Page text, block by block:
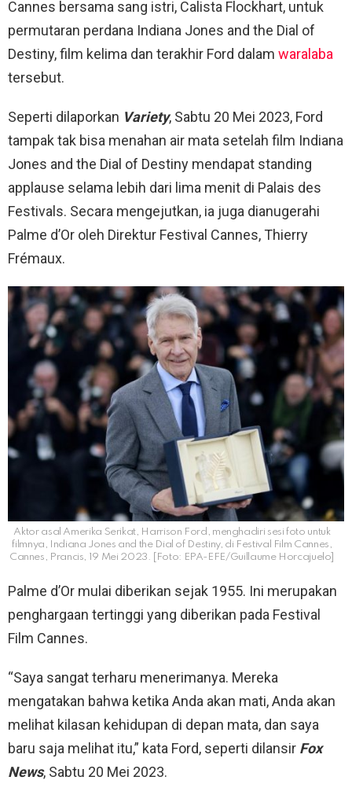
Cannes bersama sang istri, Calista Flockhart, untuk
permutaran perdana Indiana Jones and the Dial of
Destiny, film kelima dan terakhir Ford dalam waralaba
tersebut.
Seperti dilaporkan Variety, Sabtu 20 Mei 2023, Ford
tampak tak bisa menahan air mata setelah film Indiana
Jones and the Dial of Destiny mendapat standing
applause selama lebih dari lima menit di Palais des
Festivals. Secara mengejutkan, ia juga dianugerahi
Palme d’Or oleh Direktur Festival Cannes, Thierry
Frémaux.
Aktor asal Amerika Serikat, Harrison Ford, menghadiri sesi foto untuk
filmnya, Indiana Jones and the Dial of Destiny, di Festival Film Cannes,
Cannes, Prancis, 19 Mei 2023. [Foto: EPA-EFE/Guillaume Horcajuelo]
Palme d’Or mulai diberikan sejak 1955. Ini merupakan
penghargaan tertinggi yang diberikan pada Festival
Film Cannes.
“Saya sangat terharu menerimanya. Mereka
mengatakan bahwa ketika Anda akan mati, Anda akan
melihat kilasan kehidupan di depan mata, dan saya
baru saja melihat itu,” kata Ford, seperti dilansir Fox
News, Sabtu 20 Mei 2023.